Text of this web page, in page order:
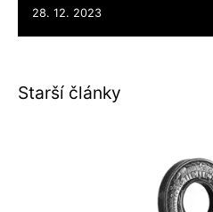
28. 12. 2023
Starší články